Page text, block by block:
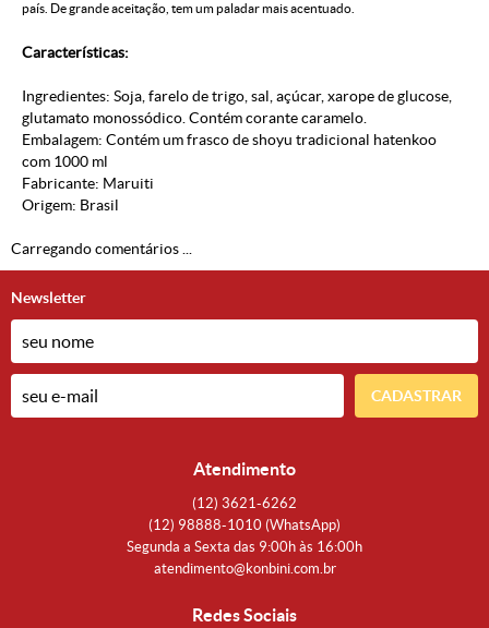
país. De grande aceitação, tem um paladar mais acentuado.
Características:
Ingredientes: Soja, farelo de trigo, sal, açúcar, xarope de glucose,
glutamato monossódico. Contém corante caramelo.
Embalagem: Contém um frasco de shoyu tradicional hatenkoo
com 1000 ml
Fabricante: Maruiti
Origem: Brasil
Carregando comentários ...
Newsletter
CADASTRAR
Atendimento
(12) 3621-6262
(12) 98888-1010 (WhatsApp)
Segunda a Sexta das 9:00h às 16:00h
atendimento@konbini.com.br
Redes Sociais